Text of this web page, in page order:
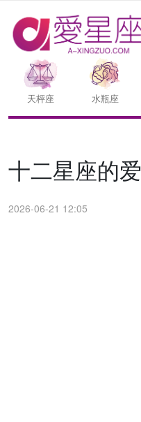
天枰座 水瓶座
十二星座的
2026-06-21 12:05